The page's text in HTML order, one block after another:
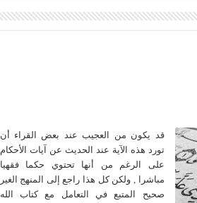
قد يكون من العجيب عند بعض القراء أن
تورد هذه الآية عند الحديث عن آيات الأحكام
على الرغم من أنها تحتوي حكما فقهيا
مباشرا , ولكن كل هذا راجع إلى المنهج الغير
صحيح المتبع في التعامل مع كتاب الله